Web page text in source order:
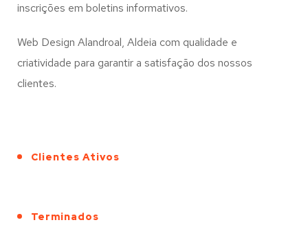
inscrições em boletins informativos.
Web Design Alandroal, Aldeia com qualidade e
criatividade para garantir a satisfação dos nossos
clientes.
Clientes Ativos
Terminados